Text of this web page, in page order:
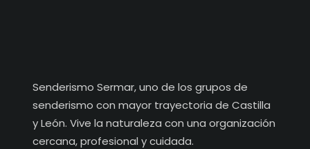
Senderismo Sermar, uno de los grupos de
senderismo con mayor trayectoria de Castilla
y León. Vive la naturaleza con una organización
cercana, profesional y cuidada.